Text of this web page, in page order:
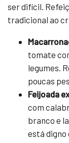
ser difícil.
tradicional ao
tomate
legumes.
poucas
Feijoada
com
branco e
está digno